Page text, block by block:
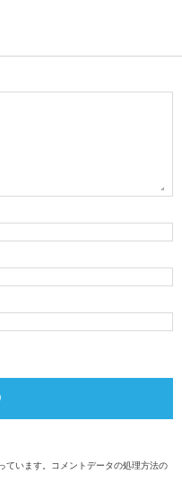
ています。 コメントデータの処理方法の